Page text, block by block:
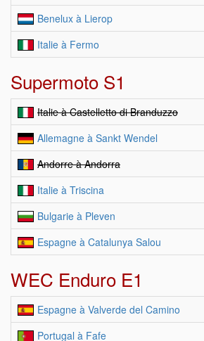
Benelux à Lierop
Italie à Fermo
Supermoto S1
Italie à Castelletto di Branduzzo
Allemagne à Sankt Wendel
Andorre à Andorra
Italie à Triscina
Bulgarie à Pleven
Espagne à Catalunya Salou
WEC Enduro E1
Espagne à Valverde del Camino
Portugal à Fafe